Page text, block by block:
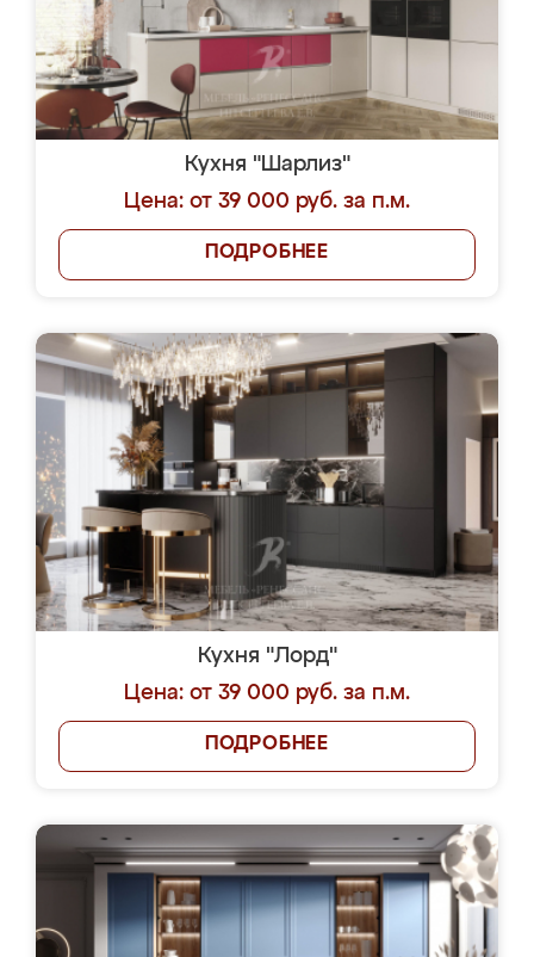
Кухня "Шарлиз"
Цена: от 39 000 руб. за п.м.
ПОДРОБНЕЕ
Кухня "Лорд"
Цена: от 39 000 руб. за п.м.
ПОДРОБНЕЕ